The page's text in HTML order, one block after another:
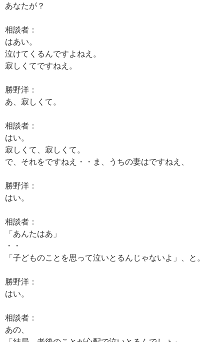
あなたが？
相談者：
はあい。
泣けてくるんですよねえ。
寂しくてですねえ。
勝野洋：
あ、寂しくて。
相談者：
はい。
寂しくて、寂しくて。
で、それをですねえ・・ま、うちの妻はですねえ、
勝野洋：
はい。
相談者：
「あんたはあ」
・・
「子どものことを思って泣いとるんじゃないよ」、と。
勝野洋：
はい。
相談者：
あの、